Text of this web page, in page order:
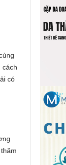
cách
có